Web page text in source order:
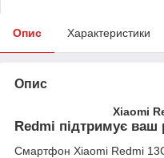
Опис Характеристики
Опис
Xiaomi
Redmi підтримує ваш
Смартфон Xiaomi Redmi